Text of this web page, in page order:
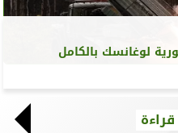
لوغانسك بالكامل